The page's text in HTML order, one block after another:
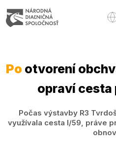
Po otvorení
opraví
Počas výstavby R3
využívala cesta I/59, práve